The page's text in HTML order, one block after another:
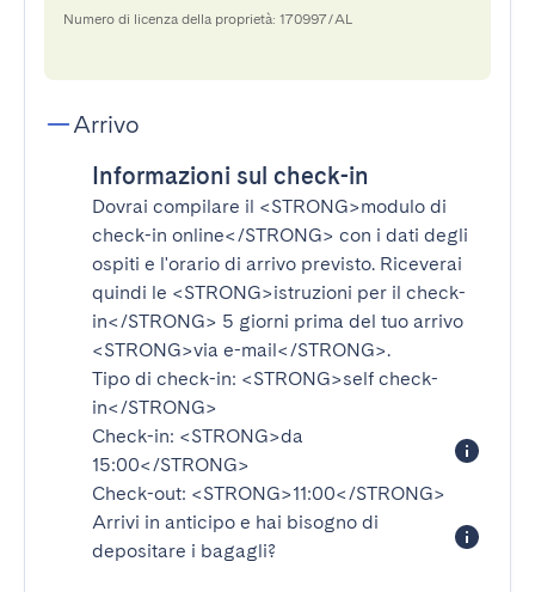
Numero di licenza della proprietà: 170997/AL
Arrivo
Informazioni sul check-in
Dovrai compilare il <STRONG>modulo di
check-in online</STRONG> con i dati degli
ospiti e l'orario di arrivo previsto. Riceverai
quindi le <STRONG>istruzioni per il check-
in</STRONG> 5 giorni prima del tuo arrivo
<STRONG>via e-mail</STRONG>.
Tipo di check-in: <STRONG>self check-
in</STRONG>
Check-in: <STRONG>da
15:00</STRONG>
Check-out: <STRONG>11:00</STRONG>
Arrivi in anticipo e hai bisogno di
depositare i bagagli?